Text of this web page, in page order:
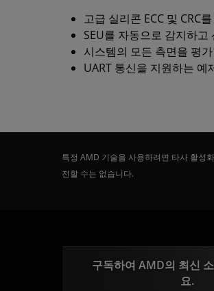
고급 실리콘 ECC 및 CRC
SEU를 자동으로 감지하
시스템의 모든 측면을 평
UART 통신을 지원하는 예
특정 AMD 기술을 사용하려면 타사 활성
전할 수는 없습니다.
구독하여 AMD의 최신
요.